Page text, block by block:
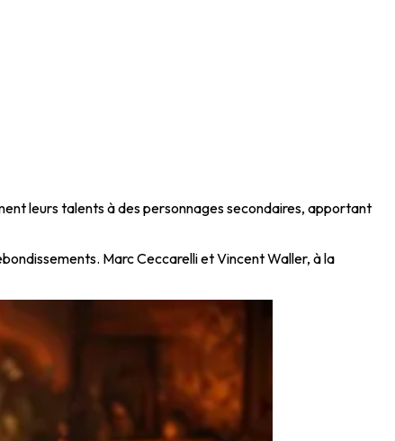
leurs talents à des personnages secondaires, apportant
Marc Ceccarelli et Vincent Waller, à la